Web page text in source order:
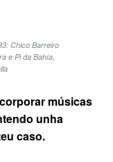
Chico Barreiro
e Pi da Bahía,
músicas
unha
caso.